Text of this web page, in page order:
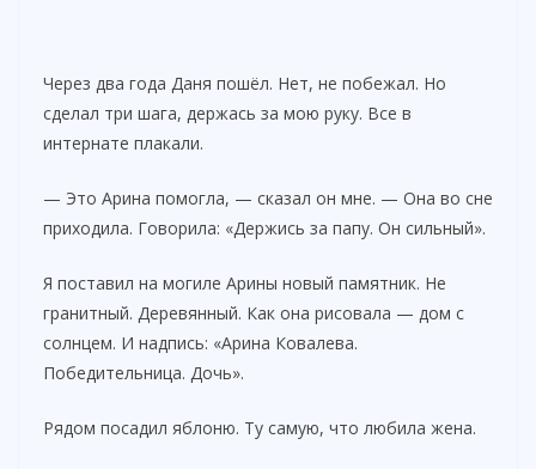
Через два года Даня пошёл. Нет, не побежал. Но
сделал три шага, держась за мою руку. Все в
интернате плакали.
— Это Арина помогла, — сказал он мне. — Она во сне
приходила. Говорила: «Держись за папу. Он сильный».
Я поставил на могиле Арины новый памятник. Не
гранитный. Деревянный. Как она рисовала — дом с
солнцем. И надпись: «Арина Ковалева.
Победительница. Дочь».
Рядом посадил яблоню. Ту самую, что любила жена.